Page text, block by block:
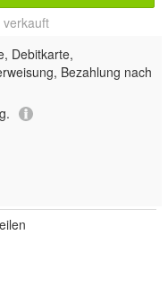
verkauft
Debitkarte,
Bezahlung nach